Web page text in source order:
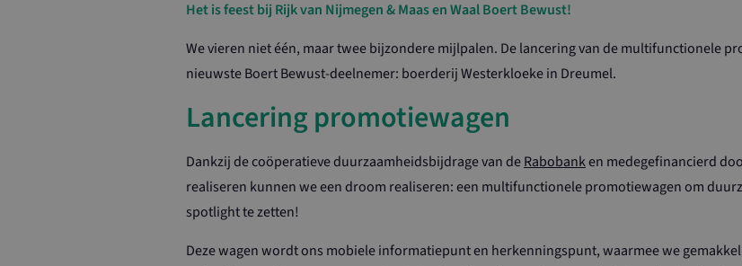
Het is feest bij Rijk van Nijmegen & Maas en Waal Boert Bewust!
We vieren niet één, maar twee bijzondere mijlpalen. De lancering van de multifunctionele
nieuwste Boert Bewust-deelnemer: boerderij Westerkloeke in Dreumel.
Lancering promotiewagen
Dankzij de coöperatieve duurzaamheidsbijdrage van deRabobanken medegefinancierd
realiseren kunnen we een droom realiseren: een multifunctionele promotiewagen om
spotlight te zetten!
Deze wagen wordt ons mobiele informatiepunt en herkenningspunt, waarmee we